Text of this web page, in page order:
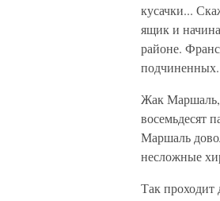
кусачки...
ящик и
районе.
подчиненных.
Жак Маршаль,
восемьдесят
Маршаль
несложные
Так проходит